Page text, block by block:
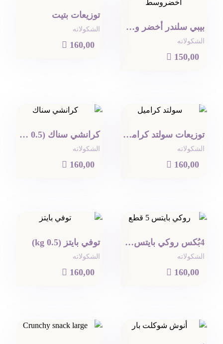
بيبي سلندر أخضر وسط
الشكولاته
 150,00
توزيعات بتيت
الشكولاته
 160,00
توزيعات سولتد كراميل
الشكولاته
 160,00
كرانشي سناك (0.5 Kg)
الشكولاته
 160,00
4بُكس روكي بايتس 5قطع
الشكولاته
 160,00
توفي بايتز (0.5 kg)
الشكولاته
 160,00